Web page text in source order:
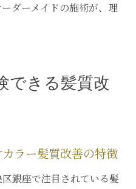
ダーメイドの施術が、理
できる髪質改
ラー髪質改善の特徴
銀座で注目されている髪